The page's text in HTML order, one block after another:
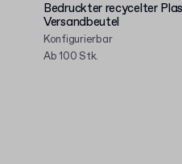
Bedruckter recycelter
Versandbeutel
Konfigurierbar
Ab 100 Stk.